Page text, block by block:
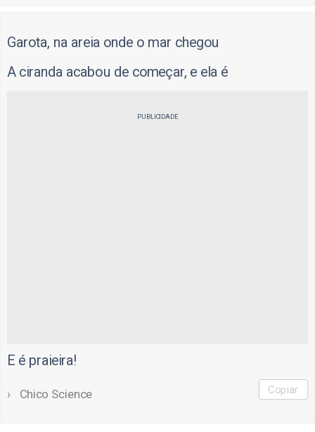
Garota, na areia onde o mar chegou
A ciranda acabou de começar, e ela é
PUBLICIDADE
E é praieira!
Chico Science Copiar